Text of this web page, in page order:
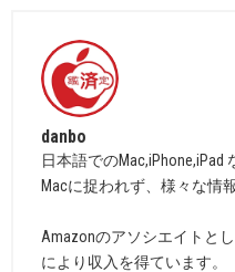
danbo
日本語でのMac,iPhone,iPad
Macに捉われず、様々な情
Amazonのアソシエイトと
により収入を得ています。